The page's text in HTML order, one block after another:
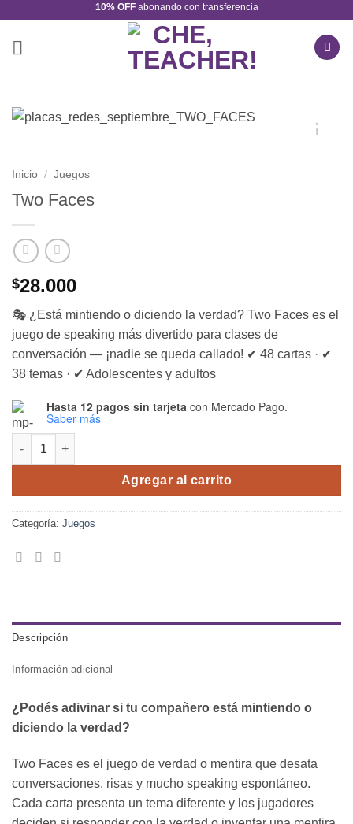
10% OFFabonando con transferencia
Inicio / Juegos
Two Faces
$28.000
🎭 ¿Está mintiendo o diciendo la verdad? Two Faces es el
juego de speaking más divertido para clases de
conversación — ¡nadie se queda callado! ✔ 48 cartas · ✔
38 temas · ✔ Adolescentes y adultos
Hasta 12 pagos sin tarjeta con Mercado Pago.
Saber más
Two Faces cantidad
Agregar al carrito
Categoría: Juegos
Descripción
Información adicional
¿Podés adivinar si tu compañero está mintiendo o
diciendo la verdad?
Two Faces es el juego de verdad o mentira que desata
conversaciones, risas y mucho speaking espontáneo.
Cada carta presenta un tema diferente y los jugadores